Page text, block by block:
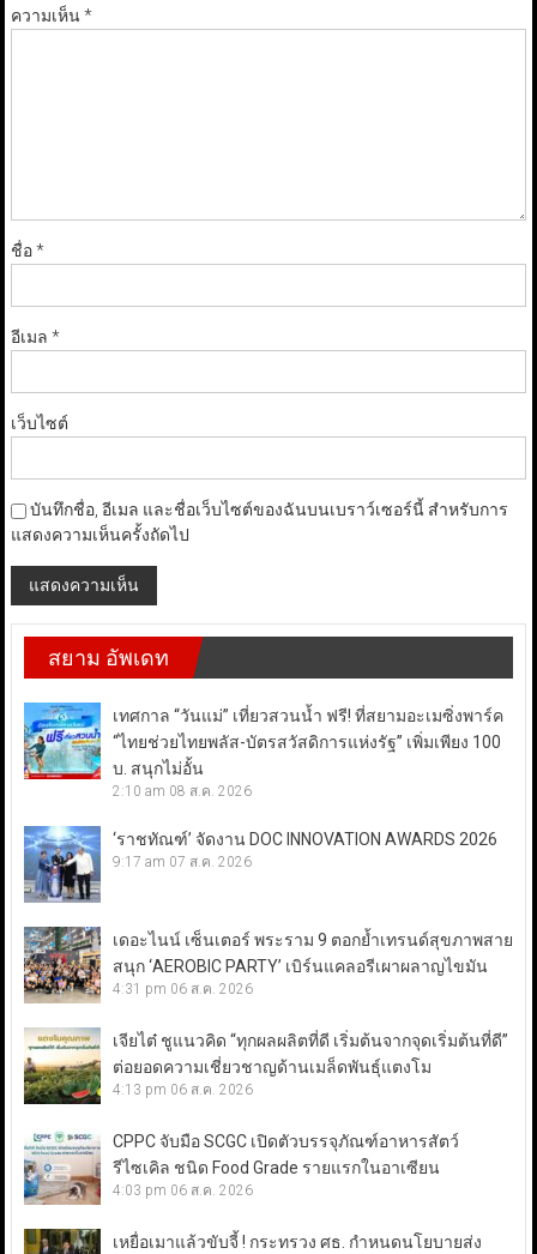
ความเห็น*
ชื่อ*
อีเมล *
เว็บไซต์
บันทึกชื่อ, อีเมล และชื่อเว็บไซต์ของฉันบนเบราว์เซอร์นี้ สำหรับการ
แสดงความเห็นครั้งถัดไป
สยาม อัพเดท
เทศกาล “วันแม่” เที่ยวสวนน้ำ ฟรี! ที่สยามอะเมซิ่งพาร์ค
“ไทยช่วยไทยพลัส-บัตรสวัสดิการแห่งรัฐ” เพิ่มเพียง 100
บ. สนุกไม่อั้น
2:10 am 08 ส.ค. 2026
‘ราชทัณฑ์’ จัดงาน DOC INNOVATION AWARDS 2026
9:17 am 07 ส.ค. 2026
เดอะไนน์ เซ็นเตอร์ พระราม 9 ตอกย้ำเทรนด์สุขภาพสาย
สนุก ‘AEROBIC PARTY’ เบิร์นแคลอรีเผาผลาญไขมัน
4:31 pm 06 ส.ค. 2026
เจียไต๋ ชูแนวคิด “ทุกผลผลิตที่ดี เริ่มต้นจากจุดเริ่มต้นที่ดี”
ต่อยอดความเชี่ยวชาญด้านเมล็ดพันธุ์แตงโม
4:13 pm 06 ส.ค. 2026
CPPC จับมือ SCGC เปิดตัวบรรจุภัณฑ์อาหารสัตว์
รีไซเคิล ชนิด Food Grade รายแรกในอาเซียน
4:03 pm 06 ส.ค. 2026
เหยื่อเมาแล้วขับจี้ ! กระทรวง ศธ. กำหนดนโยบายส่ง